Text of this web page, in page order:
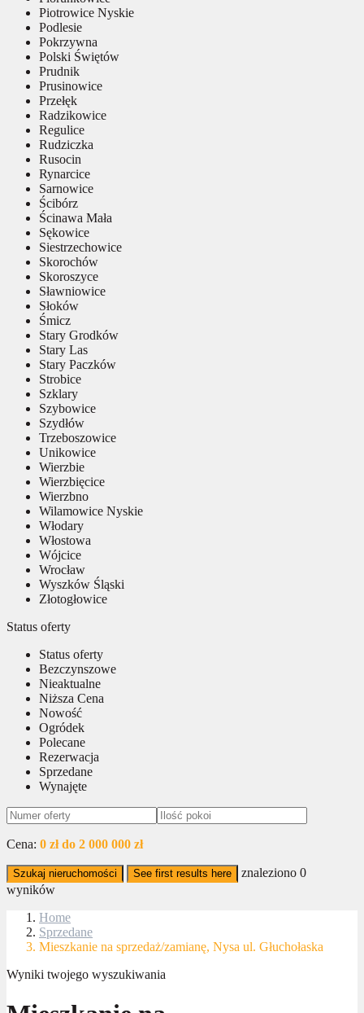
Piotrowice Nyskie
Podlesie
Pokrzywna
Polski Świętów
Prudnik
Prusinowice
Przełęk
Radzikowice
Regulice
Rudziczka
Rusocin
Rynarcice
Sarnowice
Ścibórz
Ścinawa Mała
Sękowice
Siestrzechowice
Skorochów
Skoroszyce
Sławniowice
Słoków
Śmicz
Stary Grodków
Stary Las
Stary Paczków
Strobice
Szklary
Szybowice
Szydłów
Trzeboszowice
Unikowice
Wierzbie
Wierzbięcice
Wierzbno
Wilamowice Nyskie
Włodary
Włostowa
Wójcice
Wrocław
Wyszków Śląski
Złotogłowice
Status oferty
Status oferty
Bezczynszowe
Nieaktualne
Niższa Cena
Nowość
Ogródek
Polecane
Rezerwacja
Sprzedane
Wynajęte
Cena: 0 zł do 2 000 000 zł
Szukaj nieruchomości See first results here znaleziono 0
wyników
Home
Sprzedane
Mieszkanie na sprzedaż/zamianę, Nysa ul. Głuchołaska
Wyniki twojego wyszukiwania